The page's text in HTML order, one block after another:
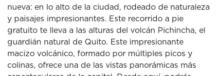
nueva: en lo alto de la ciudad, rodeado de naturaleza
y paisajes impresionantes. Este recorrido a pie
gratuito te lleva a las alturas del volcán Pichincha, el
guardián natural de Quito. Este impresionante
macizo volcánico, formado por múltiples picos y
colinas, ofrece una de las vistas panorámicas más